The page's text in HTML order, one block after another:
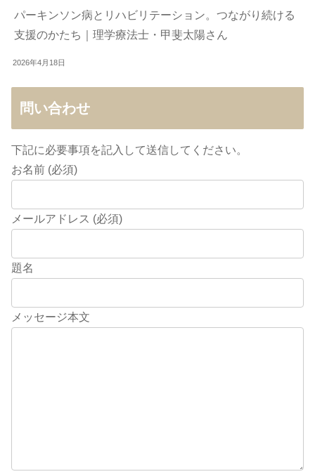
パーキンソン病とリハビリテーション。つながり続ける
支援のかたち｜理学療法士・甲斐太陽さん
2026年4月18日
問い合わせ
下記に必要事項を記入して送信してください。
お名前 (必須)
メールアドレス (必須)
題名
メッセージ本文